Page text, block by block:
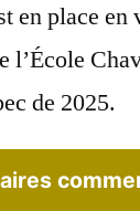
en place en
l’École
de 2025.